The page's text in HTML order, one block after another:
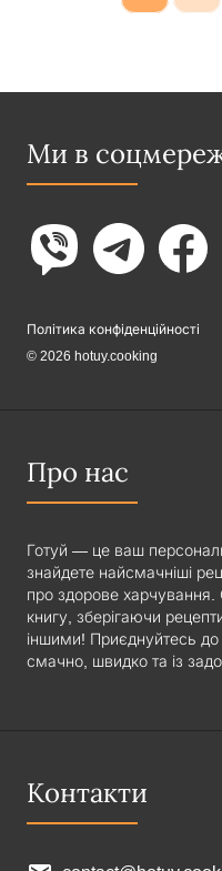
Ми в
Політика конфіденційності
© 2026 hotuy.cooking
Про нас
Готуй — це ваш
знайдете найсмачніші
про здорове харчування.
книгу, зберігаючи
іншими! Приєднуйтесь до
смачно, швидко та із
Контакти